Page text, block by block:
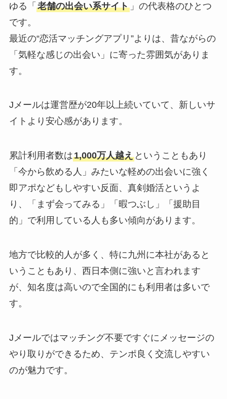
ゆる「 老舗の出会い系サイト」の代表格のひとつ
です。
最近の“恋活マッチングアプリ”よりは、昔ながらの
「気軽な感じの出会い」に寄った雰囲気がありま
す。
Jメールは運営歴が20年以上続いていて、新しいサ
イトより安心感があります。
累計利用者数は1,000万人越えということもあり
「今から飲める人」みたいな軽めの出会いに強く
即アポなどもしやすい反面、真剣婚活というよ
り、「まず会ってみる」「暇つぶし」「援助目
的」で利用している人も多い傾向があります。
地方で比較的人が多く、特に九州に本社があると
いうこともあり、西日本側に強いと言われます
が、知名度は高いので全国的にも利用者は多いで
す。
Jメールではマッチング不要ですぐにメッセージの
やり取りができるため、テンポ良く交流しやすい
のが魅力です。